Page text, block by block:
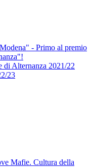
- Primo al premio
di Alternanza 2021/22
23
Mafie. Cultura della